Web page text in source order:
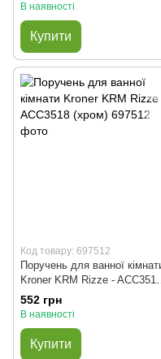
В наявності
Купити
Код товару: 697512
Поручень для ванної
Kroner KRM Rizze - ACC3518
(хром)
552 грн
В наявності
Купити